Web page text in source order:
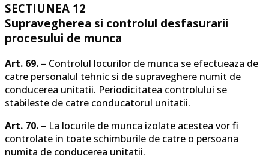
SECTIUNEA 12
Supravegherea si controlul desfasurarii
procesului de munca
Art. 69. – Controlul locurilor de munca se efectueaza de
catre personalul tehnic si de supraveghere numit de
conducerea unitatii. Periodicitatea controlului se
stabileste de catre conducatorul unitatii.
Art. 70. – La locurile de munca izolate acestea vor fi
controlate in toate schimburile de catre o persoana
numita de conducerea unitatii.